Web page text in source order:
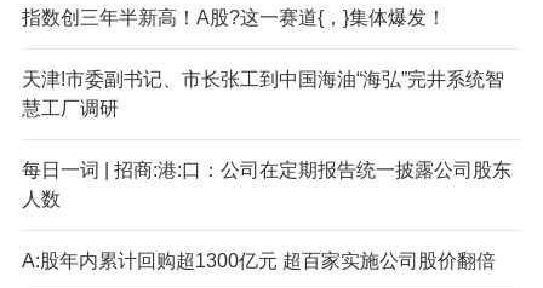
指数创三年半新高！A股?这一赛道{，}集体爆发！
天津!市委副书记、市长张工到中国海油“海弘”完井系统智
慧工厂调研
每日一词 | 招商:港:口：公司在定期报告统一披露公司股东
人数
A:股年内累计回购超1300亿元 超百家实施公司股价翻倍